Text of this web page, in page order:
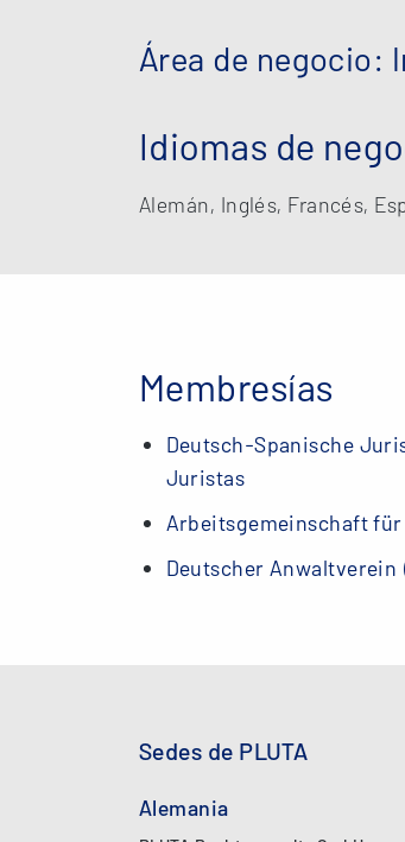
Área de negocio:
Idiomas de
Alemán, Inglés, Francés,
Membresías
Deutsch-Spanische
Juristas
Arbeitsgemeinschaft
Deutscher Anwaltverein
Sedes de PLUTA
Alemania